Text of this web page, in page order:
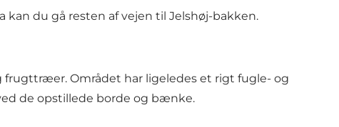
du gå resten af vejen til Jelshøj-bakken.
frugttræer. Området har ligeledes et rigt fugle- og
de opstillede borde og bænke.